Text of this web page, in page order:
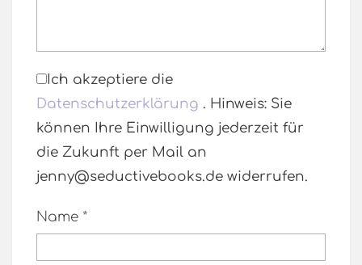
Ich akzeptiere die
Datenschutzerklärung . Hinweis: Sie
können Ihre Einwilligung jederzeit für
die Zukunft per Mail an
jenny@seductivebooks.de widerrufen.
Name *